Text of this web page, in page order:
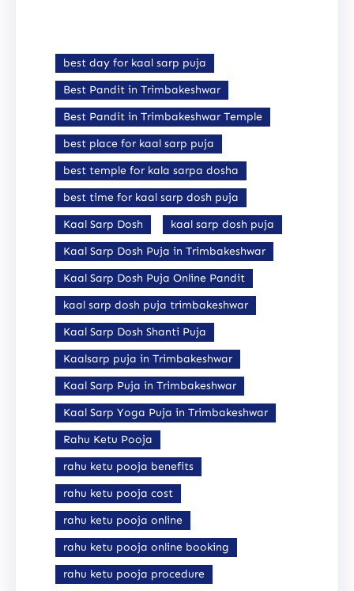
best day for kaal sarp puja
Best Pandit in Trimbakeshwar
Best Pandit in Trimbakeshwar Temple
best place for kaal sarp puja
best temple for kala sarpa dosha
best time for kaal sarp dosh puja
Kaal Sarp Dosh
kaal sarp dosh puja
Kaal Sarp Dosh Puja in Trimbakeshwar
Kaal Sarp Dosh Puja Online Pandit
kaal sarp dosh puja trimbakeshwar
Kaal Sarp Dosh Shanti Puja
Kaalsarp puja in Trimbakeshwar
Kaal Sarp Puja in Trimbakeshwar
Kaal Sarp Yoga Puja in Trimbakeshwar
Rahu Ketu Pooja
rahu ketu pooja benefits
rahu ketu pooja cost
rahu ketu pooja online
rahu ketu pooja online booking
rahu ketu pooja procedure